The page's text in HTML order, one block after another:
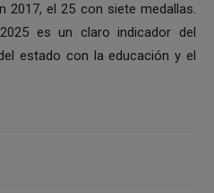
2017, el 25 con siete medallas.
es un claro indicador del
estado con la educación y el